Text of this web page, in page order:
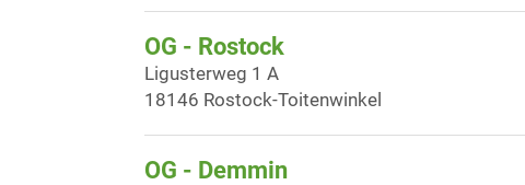
OG - Rostock
Ligusterweg 1 A
18146 Rostock-Toitenwinkel
OG - Demmin